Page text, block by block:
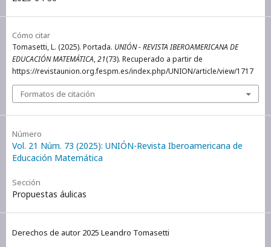
Cómo citar
Tomasetti, L. (2025). Portada. UNIÓN - REVISTA IBEROAMERICANA DE
EDUCACIÓN MATEMÁTICA,21(73). Recuperado a partir de
https://revistaunion.org.fespm.es/index.php/UNION/article/view/1717
Formatos de citación
Número
Vol. 21 Núm. 73 (2025): UNIÓN-Revista Iberoamericana de
Educación Matemática
Sección
Propuestas áulicas
Derechos de autor 2025 Leandro Tomasetti